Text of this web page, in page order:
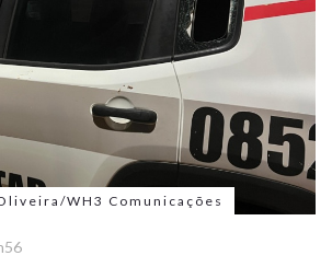
WH3 Comunicações